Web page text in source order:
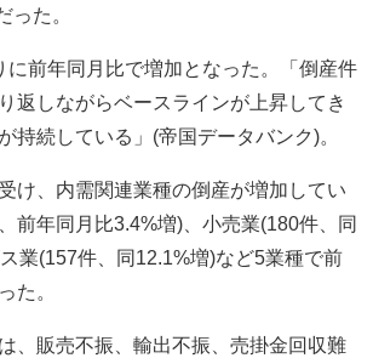
った。
前年同月比で増加となった。「倒産件
返しながらベースラインが上昇してき
持続している」(帝国データバンク)。
け、内需関連業種の倒産が増加してい
前年同月比3.4%増)、小売業(180件、同
業(157件、同12.1%増)など5業種で前
た。
、販売不振、輸出不振、売掛金回収難